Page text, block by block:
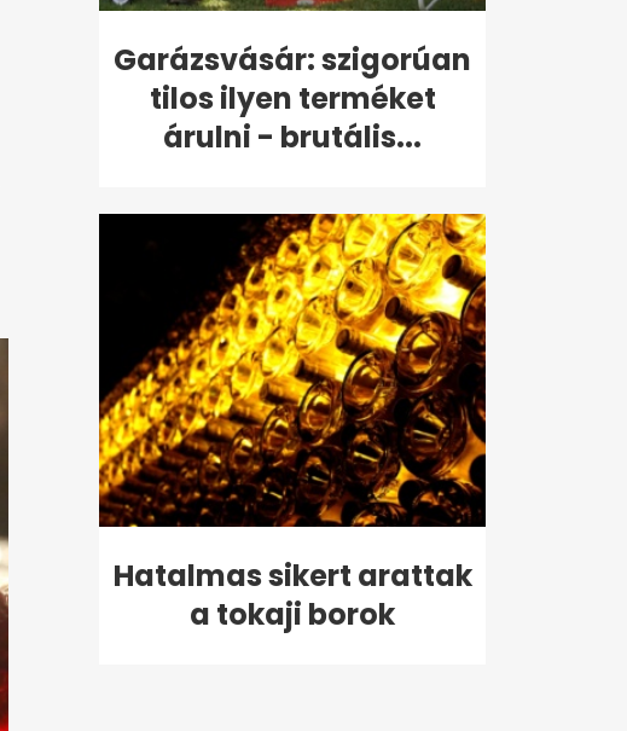
Garázsvásár: szigorúan
tilos ilyen terméket
árulni - brutális...
Hatalmas sikert arattak
a tokaji borok